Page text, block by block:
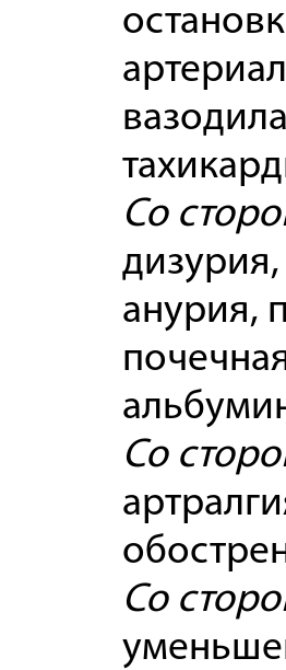
Со
анурия,
Со
Со